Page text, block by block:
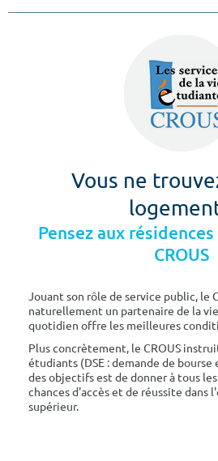
Vous ne
Pensez aux
CROUS
Jouant son rôle de service public, le
naturellement un partenaire de la
quotidien offre les meilleures
Plus concrètement, le CROUS
étudiants (DSE : demande de
des objectifs est de donner à tous
chances d'accès et de réussite dans
supérieur.